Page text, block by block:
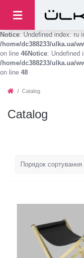
Notice: Undefined index: ru
/home/dc388233/ulka.ua/
on line 46Notice: Undefined
/home/dc388233/ulka.ua/
on line 48
Catalog
Catalog